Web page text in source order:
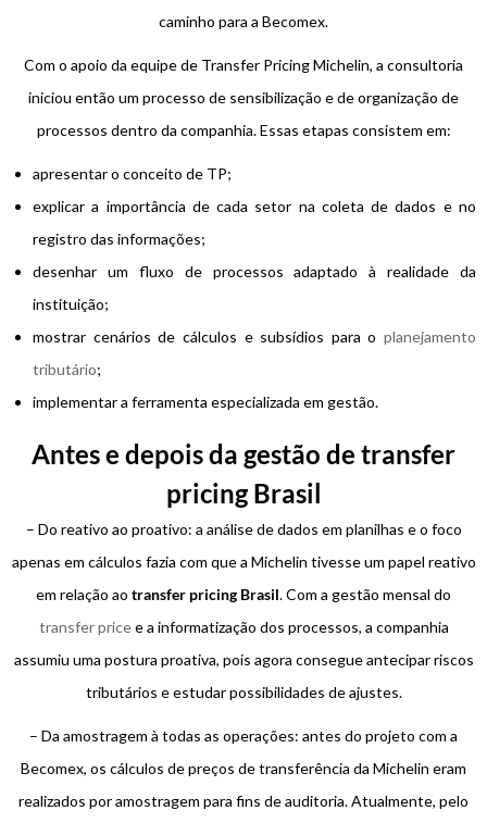
caminho para a Becomex.
Com o apoio da equipe de Transfer Pricing Michelin, a consultoria
iniciou então um processo de sensibilização e de organização de
processos dentro da companhia. Essas etapas consistem em:
apresentar o conceito de TP;
explicar a importância de cada setor na coleta de dados e no
registro das informações;
desenhar um fluxo de processos adaptado à realidade da
instituição;
mostrar cenários de cálculos e subsídios para o planejamento
tributário;
implementar a ferramenta especializada em gestão.
Antes e depois da gestão de transfer
pricing Brasil
– Do reativo ao proativo: a análise de dados em planilhas e o foco
apenas em cálculos fazia com que a Michelin tivesse um papel reativo
em relação ao transfer pricing Brasil. Com a gestão mensal do
transfer pricee a informatização dos processos, a companhia
assumiu uma postura proativa, pois agora consegue antecipar riscos
tributários e estudar possibilidades de ajustes.
– Da amostragem à todas as operações: antes do projeto com a
Becomex, os cálculos de preços de transferência da Michelin eram
realizados por amostragem para fins de auditoria. Atualmente, pelo